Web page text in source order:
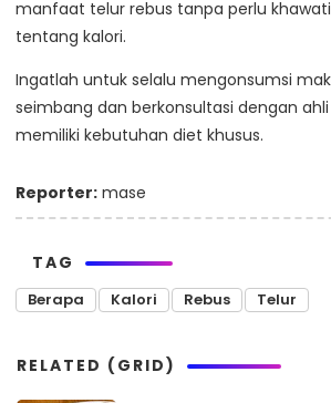
manfaat telur rebus tanpa perlu
tentang kalori.
Ingatlah untuk selalu mengonsumsi
seimbang dan berkonsultasi dengan ahli
memiliki kebutuhan diet khusus.
Reporter: mase
TAG
Berapa Kalori Rebus Telur
RELATED (GRID)